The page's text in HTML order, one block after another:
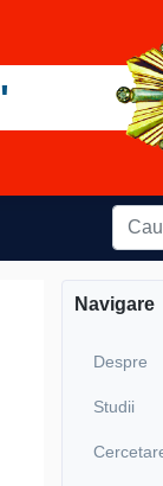
Navigare
Despre
Studii